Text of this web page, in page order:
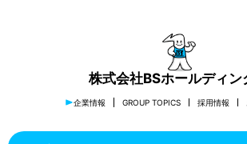
株式会社BSホールディン
企業情報 GROUP TOPICS 採用情報